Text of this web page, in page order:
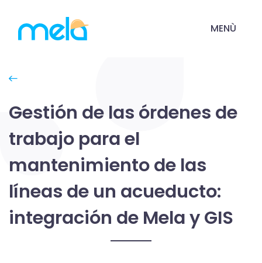
MENÙ
Gestión de las órdenes de
trabajo para el
mantenimiento de las
líneas de un acueducto:
integración de Mela y GIS